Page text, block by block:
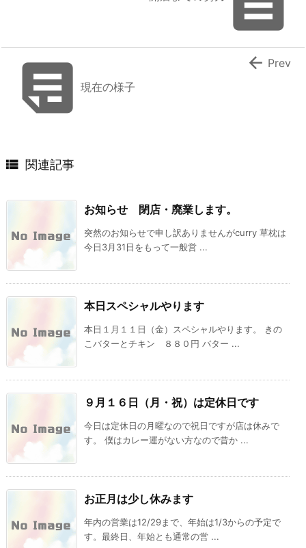
現在の様子
 Prev
 関連記事
お知らせ 閉店・廃業します。
突然のお知らせで申し訳ありませんがcurry 草枕は
今日3月31日をもって一般営 ...
本日スペシャルやります
本日１月１１日（金）スペシャルやります。 きの
こバターとチキン ８８０円 バター ...
９月１６日（月・祝）は定休日です
今日は定休日の月曜なので祝日ですが店は休みで
す。 僕はカレー運がない方なので昔か ...
お正月は少し休みます
年内の営業は12/29まで、年始は1/3からの予定で
す。最終日、年始とも通常の営 ...